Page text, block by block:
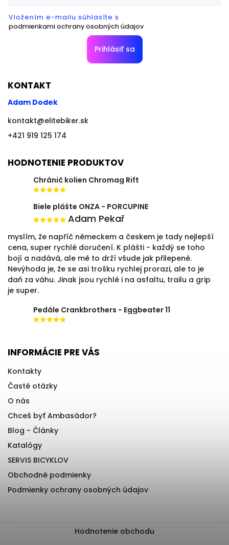
Vložením e-mailu súhlasíte s
podmienkami ochrany osobných údajov
Prihlásiť sa
KONTAKT
Adam Dodek
kontakt@elitebiker.sk
+421 919 125 174
HODNOTENIE PRODUKTOV
Chránič kolien Chromag Rift
Biele plášte ONZA - PORCUPINE
Adam Pekař
myslím, že napříč německem a českem je tady nejlepší
cena, super rychlé doručení. K plášti - každý se toho
bojí a nadává, ale mě to drží všude jak přilepené.
Nevýhoda je, že se asi trošku rychlej prorazi, ale to je
daň za váhu. Jinak jsou rychlé i na asfaltu, trailu a grip
je super.
Pedále Crankbrothers - Eggbeater 11
INFORMÁCIE PRE VÁS
Kontakty
Časté otázky
O nás
Chceš byť Ambasádor?
Blog - Články
Katalógy
SERVIS BICYKLOV
Obchodné podmienky
Podmienky ochrany osobných údajov
Hodnotenie obchodu